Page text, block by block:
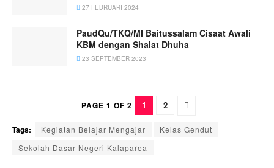
27 FEBRUARI 2024
PaudQu/TKQ/MI Baitussalam Cisaat Awali
KBM dengan Shalat Dhuha
23 SEPTEMBER 2023
PAGE 1 OF 2 1 2
Tags: Kegiatan Belajar Mengajar
Kelas Gendut
Sekolah Dasar Negeri Kalaparea